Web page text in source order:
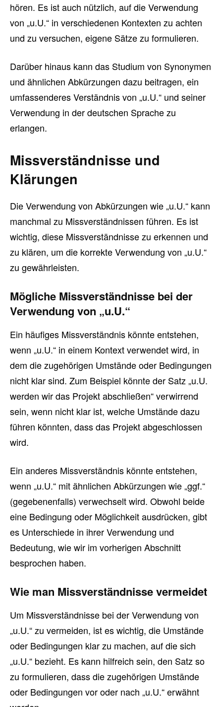
hören. Es ist auch nützlich, auf die Verwendung
von „u.U.“ in verschiedenen Kontexten zu achten
und zu versuchen, eigene Sätze zu formulieren.
Darüber hinaus kann das Studium von Synonymen
und ähnlichen Abkürzungen dazu beitragen, ein
umfassenderes Verständnis von „u.U.“ und seiner
Verwendung in der deutschen Sprache zu
erlangen.
Missverständnisse und
Klärungen
Die Verwendung von Abkürzungen wie „u.U.“ kann
manchmal zu Missverständnissen führen. Es ist
wichtig, diese Missverständnisse zu erkennen und
zu klären, um die korrekte Verwendung von „u.U.“
zu gewährleisten.
Mögliche Missverständnisse bei der
Verwendung von „u.U.“
Ein häufiges Missverständnis könnte entstehen,
wenn „u.U.“ in einem Kontext verwendet wird, in
dem die zugehörigen Umstände oder Bedingungen
nicht klar sind. Zum Beispiel könnte der Satz „u.U.
werden wir das Projekt abschließen“ verwirrend
sein, wenn nicht klar ist, welche Umstände dazu
führen könnten, dass das Projekt abgeschlossen
wird.
Ein anderes Missverständnis könnte entstehen,
wenn „u.U.“ mit ähnlichen Abkürzungen wie „ggf.“
(gegebenenfalls) verwechselt wird. Obwohl beide
eine Bedingung oder Möglichkeit ausdrücken, gibt
es Unterschiede in ihrer Verwendung und
Bedeutung, wie wir im vorherigen Abschnitt
besprochen haben.
Wie man Missverständnisse vermeidet
Um Missverständnisse bei der Verwendung von
„u.U.“ zu vermeiden, ist es wichtig, die Umstände
oder Bedingungen klar zu machen, auf die sich
„u.U.“ bezieht. Es kann hilfreich sein, den Satz so
zu formulieren, dass die zugehörigen Umstände
oder Bedingungen vor oder nach „u.U.“ erwähnt